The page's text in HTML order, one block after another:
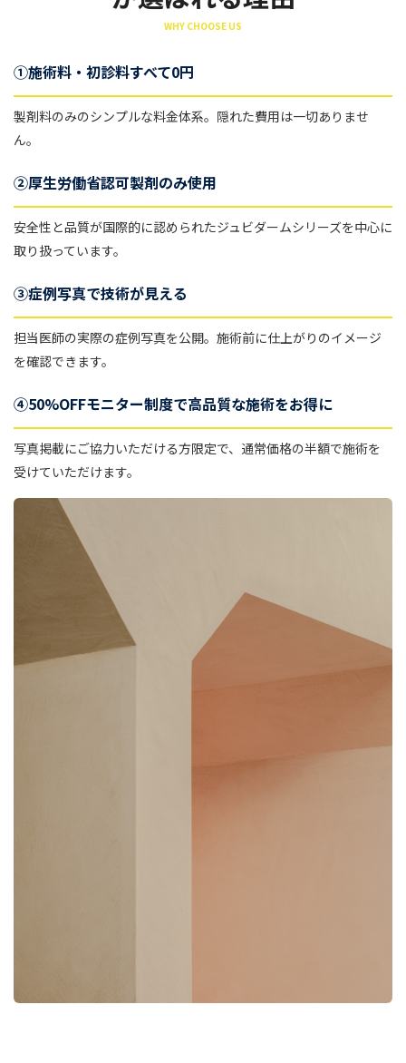
WHY CHOOSE US
①施術料・初診料すべて0円
製剤料のみのシンプルな料金体系。隠れた費用は一切ありませ
ん。
②厚生労働省認可製剤のみ使用
安全性と品質が国際的に認められたジュビダームシリーズを中心に
取り扱っています。
③症例写真で技術が見える
担当医師の実際の症例写真を公開。施術前に仕上がりのイメージ
を確認できます。
④50%OFFモニター制度で高品質な施術をお得に
写真掲載にご協力いただける方限定で、通常価格の半額で施術を
受けていただけます。